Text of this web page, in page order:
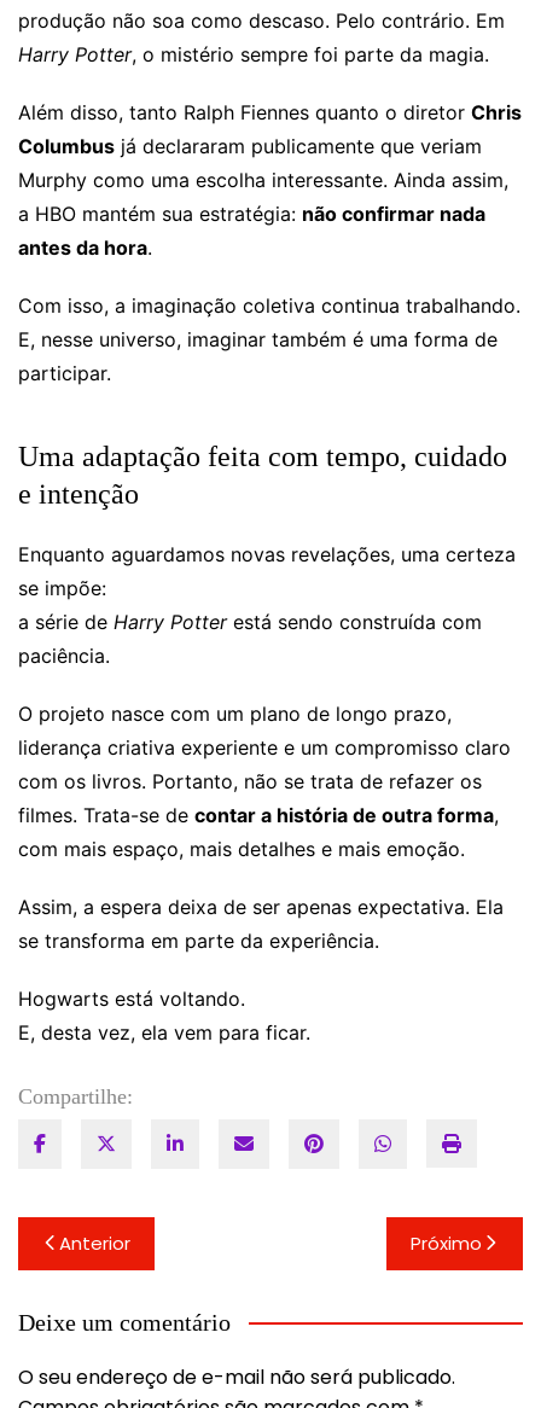
produção não soa como descaso. Pelo contrário. Em
Harry Potter, o mistério sempre foi parte da magia.
Além disso, tanto Ralph Fiennes quanto o diretor Chris
Columbus já declararam publicamente que veriam
Murphy como uma escolha interessante. Ainda assim,
a HBO mantém sua estratégia: não confirmar nada
antes da hora.
Com isso, a imaginação coletiva continua trabalhando.
E, nesse universo, imaginar também é uma forma de
participar.
Uma adaptação feita com tempo, cuidado
e intenção
Enquanto aguardamos novas revelações, uma certeza
se impõe:
a série de Harry Potterestá sendo construída com
paciência.
O projeto nasce com um plano de longo prazo,
liderança criativa experiente e um compromisso claro
com os livros. Portanto, não se trata de refazer os
filmes. Trata-se de contar a história de outra forma,
com mais espaço, mais detalhes e mais emoção.
Assim, a espera deixa de ser apenas expectativa. Ela
se transforma em parte da experiência.
Hogwarts está voltando.
E, desta vez, ela vem para ficar.
Compartilhe:
Navegação
de
Post
Anterior Próximo
Deixe um comentário
O seu endereço de e-mail não será publicado.